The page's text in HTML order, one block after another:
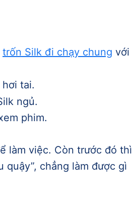
trốn Silk đi chạy chung với
tai.
ngủ.
phim.
làm việc. Còn trước đó thì
quậy”, chẳng làm được gì